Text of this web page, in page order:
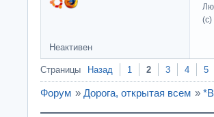
(c)
Неактивен
Страницы Назад 1 2 3 4 5
Форум » Дорога, открытая всем »